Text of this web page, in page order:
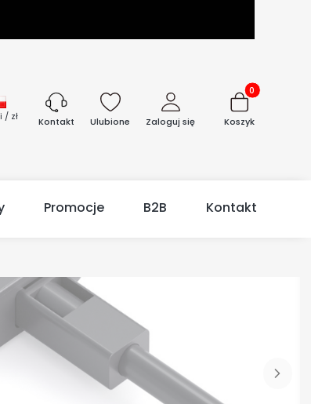
/ zł Kontakt Ulubione Zaloguj się
Produkty w
Koszyk
Promocje B2B Kontakt